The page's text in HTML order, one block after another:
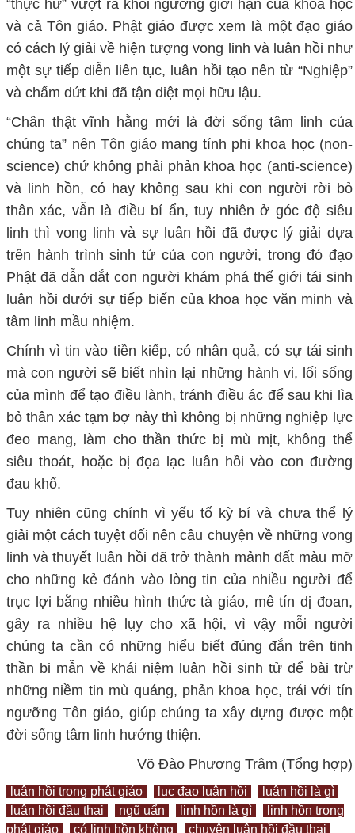
“thực hư” vượt ra khỏi ngưỡng giới hạn của khoa học
và cả Tôn giáo. Phật giáo được xem là một đạo giáo
có cách lý giải về hiện tượng vong linh và luân hồi như
một sự tiếp diễn liên tục, luân hồi tạo nên từ “Nghiệp”
và chấm dứt khi đã tận diệt mọi hữu lậu.
“Chân thật vĩnh hằng mới là đời sống tâm linh của
chúng ta” nên Tôn giáo mang tính phi khoa học (non-
science) chứ không phải phản khoa học (anti-science)
và linh hồn, có hay không sau khi con người rời bỏ
thân xác, vẫn là điều bí ẩn, tuy nhiên ở góc độ siêu
linh thì vong linh và sự luân hồi đã được lý giải dựa
trên hành trình sinh tử của con người, trong đó đạo
Phật đã dẫn dắt con người khám phá thế giới tái sinh
luân hồi dưới sự tiếp biến của khoa học văn minh và
tâm linh mầu nhiệm.
Chính vì tin vào tiền kiếp, có nhân quả, có sự tái sinh
mà con người sẽ biết nhìn lại những hành vi, lối sống
của mình để tạo điều lành, tránh điều ác để sau khi lìa
bỏ thân xác tạm bợ này thì không bị những nghiệp lực
đeo mang, làm cho thần thức bị mù mịt, không thể
siêu thoát, hoặc bị đọa lạc luân hồi vào con đường
đau khổ.
Tuy nhiên cũng chính vì yếu tố kỳ bí và chưa thể lý
giải một cách tuyệt đối nên câu chuyện về những vong
linh và thuyết luân hồi đã trở thành mảnh đất màu mỡ
cho những kẻ đánh vào lòng tin của nhiều người để
trục lợi bằng nhiều hình thức tà giáo, mê tín dị đoan,
gây ra nhiều hệ lụy cho xã hội, vì vậy mỗi người
chúng ta cần có những hiểu biết đúng đắn trên tinh
thần bi mẫn về khái niệm luân hồi sinh tử để bài trừ
những niềm tin mù quáng, phản khoa học, trái với tín
ngưỡng Tôn giáo, giúp chúng ta xây dựng được một
đời sống tâm linh hướng thiện.
Võ Đào Phương Trâm (Tổng hợp)
luân hồi trong phật giáo lục đạo luân hồi
luân hồi là gì
luân hồi đầu thai
ngũ uẩn linh hồn là gì
linh hồn trong
phật giáo
có linh hồn không chuyện luân hồi đầu thai